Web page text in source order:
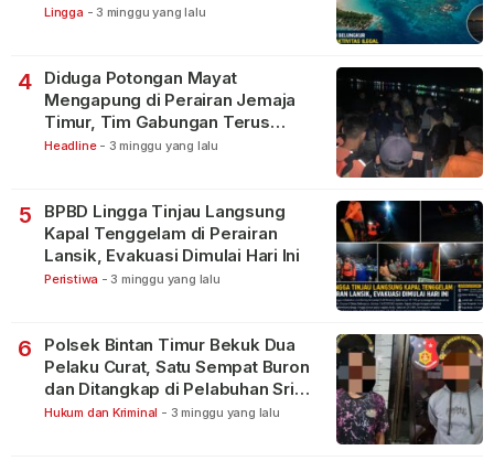
Lingga - 3 minggu yang lalu
4
Diduga Potongan Mayat
Mengapung di Perairan Jemaja
Timur, Tim Gabungan Terus
Lakukan Pencarian
Headline - 3 minggu yang lalu
5
BPBD Lingga Tinjau Langsung
Kapal Tenggelam di Perairan
Lansik, Evakuasi Dimulai Hari Ini
Peristiwa - 3 minggu yang lalu
6
Polsek Bintan Timur Bekuk Dua
Pelaku Curat, Satu Sempat Buron
dan Ditangkap di Pelabuhan Sri
Bintan Pura
Hukum dan Kriminal - 3 minggu yang lalu